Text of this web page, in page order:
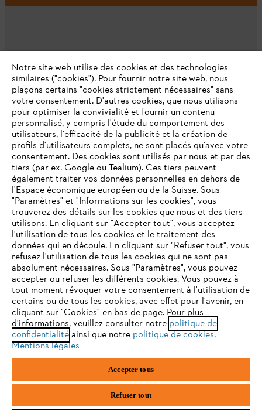
L'Entreprise
Questions fréquentes
Service
Politique de protection des données
Mentions légales Cookies
Informations juridiques
STIHL VERTRIEBS AG, 8617 Mönchaltorf
VOTRE NAVIGATEUR INTERNET
N'EST PLUS PRIS EN CHARGE
Vous utilisez un navigateur Internet que nous ne prenons plus
en charge, et certaines fonctionnalités de notre site ne
peuvent fonctionner correctement. Pour une utilisation
optimale de notre site, nous vous recommandons de passer à
l'un des navigateurs suivants :
firefox chrome
Notre site web utilise des cookies et des technologies
similaires ("cookies"). Pour fournir notre site web, nous
plaçons certains "cookies strictement nécessaires" sans
votre consentement. D'autres cookies, que nous utilisons
pour optimiser la convivialité et fournir un contenu
personnalisé, y compris l'étude du comportement des
utilisateurs, l'efficacité de la publicité et la création de
profils d'utilisateurs complets, ne sont placés qu'avec votre
consentement. Des cookies sont utilisés par nous et par des
tiers (par ex. Google ou Tealium). Ces tiers peuvent
également traiter vos données personnelles en dehors de
l'Espace économique européen ou de la Suisse. Sous
"Paramètres" et "Informations sur les cookies", vous
trouverez des détails sur les cookies que nous et des tiers
utilisons. En cliquant sur "Accepter tout", vous acceptez
l'utilisation de tous les cookies et le traitement des
données qui en découle. En cliquant sur "Refuser tout", vous
refusez l'utilisation de tous les cookies qui ne sont pas
absolument nécessaires. Sous "Paramètres", vous pouvez
accepter ou refuser les différents cookies. Vous pouvez à
tout moment révoquer votre consentement à l'utilisation de
certains ou de tous les cookies, avec effet pour l'avenir, en
cliquant sur "Cookies" en bas de page. Pour plus
d'informations, veuillez consulter notre politique de
confidentialitéainsi que notre politique de cookies.
Mentions légales
Accepter tous
Refuser tout